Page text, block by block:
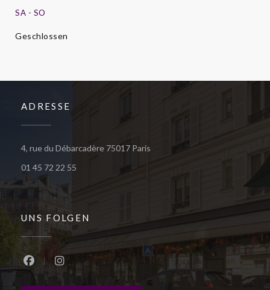
SA - SO
Geschlossen
ADRESSE
4, rue du Débarcadère 75017 Paris
01 45 72 22 55
UNS FOLGEN
Facebook ((öffnet ein neues Fenster))
Instagram ((öffnet ein neues Fenster))